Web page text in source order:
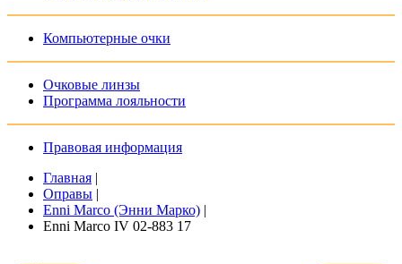
Компьютерные очки
Очковые линзы
Программа лояльности
Правовая информация
Главная |
Оправы |
Enni Marco (Энни Марко) |
Enni Marco IV 02-883 17